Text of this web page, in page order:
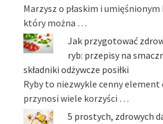
Marzysz o płaskim i umięśnionym
który można …
Jak przygotować
ryb: przepisy na
składniki odżywcze posiłki
Ryby to niezwykle cenny
przynosi wiele korzyści …
5 prostych, zdrowych